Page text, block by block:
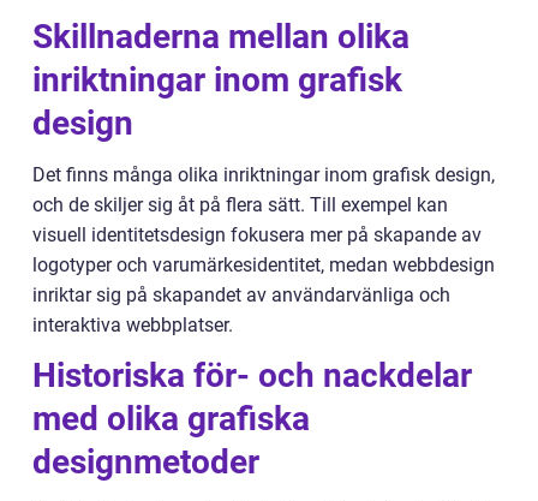
Skillnaderna mellan olika
inriktningar inom grafisk
design
Det finns många olika inriktningar inom grafisk design,
och de skiljer sig åt på flera sätt. Till exempel kan
visuell identitetsdesign fokusera mer på skapande av
logotyper och varumärkesidentitet, medan webbdesign
inriktar sig på skapandet av användarvänliga och
interaktiva webbplatser.
Historiska för- och nackdelar
med olika grafiska
designmetoder